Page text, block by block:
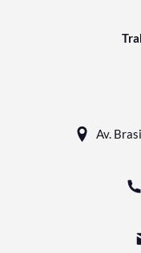
Av.